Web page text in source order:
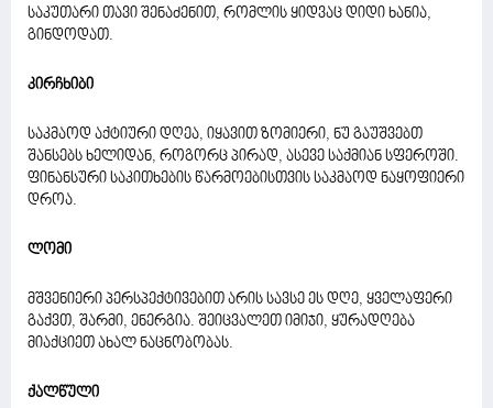
საკუთარი თავი შენაძენით, რომლის ყიდვაც დიდი ხანია,
გინდოდათ.
კირჩხიბი
საკმაოდ აქტიური დღეა, იყავით ზომიერი, ნუ გაუშვებთ
შანსებს ხელიდან, როგორც პირად, ასევე საქმიან სფეროში.
ფინანსური საკითხების წარმოებისთვის საკმაოდ ნაყოფიერი
დროა.
ლომი
მშვენიერი პერსპექტივებით არის სავსე ეს დღე, ყველაფერი
გაქვთ, შარმი, ენერგია. შეიცვალეთ იმიჯი, ყურადღება
მიაქციეთ ახალ ნაცნობობას.
ქალწული